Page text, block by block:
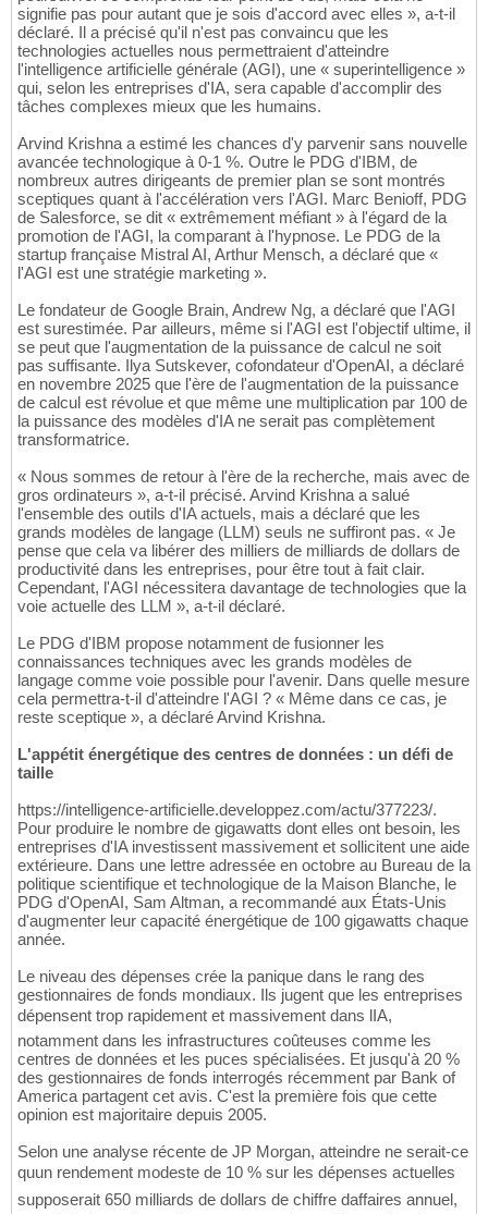
signifie pas pour autant que je sois d'accord avec elles », a-t-il
déclaré. Il a précisé qu'il n'est pas convaincu que les
technologies actuelles nous permettraient d'atteindre
l'intelligence artificielle générale (AGI), une « superintelligence »
qui, selon les entreprises d'IA, sera capable d'accomplir des
tâches complexes mieux que les humains.
Arvind Krishna a estimé les chances d'y parvenir sans nouvelle
avancée technologique à 0-1 %. Outre le PDG d'IBM, de
nombreux autres dirigeants de premier plan se sont montrés
sceptiques quant à l'accélération vers l'AGI. Marc Benioff, PDG
de Salesforce, se dit « extrêmement méfiant » à l'égard de la
promotion de l'AGI, la comparant à l'hypnose. Le PDG de la
startup française Mistral AI, Arthur Mensch, a déclaré que «
l'AGI est une stratégie marketing ».
Le fondateur de Google Brain, Andrew Ng, a déclaré que l'AGI
est surestimée. Par ailleurs, même si l'AGI est l'objectif ultime, il
se peut que l'augmentation de la puissance de calcul ne soit
pas suffisante. Ilya Sutskever, cofondateur d'OpenAI, a déclaré
en novembre 2025 que l'ère de l'augmentation de la puissance
de calcul est révolue et que même une multiplication par 100 de
la puissance des modèles d'IA ne serait pas complètement
transformatrice.
« Nous sommes de retour à l'ère de la recherche, mais avec de
gros ordinateurs », a-t-il précisé. Arvind Krishna a salué
l'ensemble des outils d'IA actuels, mais a déclaré que les
grands modèles de langage (LLM) seuls ne suffiront pas. « Je
pense que cela va libérer des milliers de milliards de dollars de
productivité dans les entreprises, pour être tout à fait clair.
Cependant, l'AGI nécessitera davantage de technologies que la
voie actuelle des LLM », a-t-il déclaré.
Le PDG d'IBM propose notamment de fusionner les
connaissances techniques avec les grands modèles de
langage comme voie possible pour l'avenir. Dans quelle mesure
cela permettra-t-il d'atteindre l'AGI ? « Même dans ce cas, je
reste sceptique », a déclaré Arvind Krishna.
L'appétit énergétique des centres de données : un défi de
taille
https://intelligence-artificielle.developpez.com/actu/377223/.
Pour produire le nombre de gigawatts dont elles ont besoin, les
entreprises d'IA investissent massivement et sollicitent une aide
extérieure. Dans une lettre adressée en octobre au Bureau de la
politique scientifique et technologique de la Maison Blanche, le
PDG d'OpenAI, Sam Altman, a recommandé aux États-Unis
d'augmenter leur capacité énergétique de 100 gigawatts chaque
année.
Le niveau des dépenses crée la panique dans le rang des
gestionnaires de fonds mondiaux. Ils jugent que les entreprises
dépensent trop rapidement et massivement dans lIA,
notamment dans les infrastructures coûteuses comme les
centres de données et les puces spécialisées. Et jusqu'à 20 %
des gestionnaires de fonds interrogés récemment par Bank of
America partagent cet avis. C'est la première fois que cette
opinion est majoritaire depuis 2005.
Selon une analyse récente de JP Morgan, atteindre ne serait-ce
quun rendement modeste de 10 % sur les dépenses actuelles
supposerait 650 milliards de dollars de chiffre daffaires annuel,